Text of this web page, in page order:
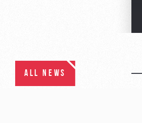
ALL NEWS